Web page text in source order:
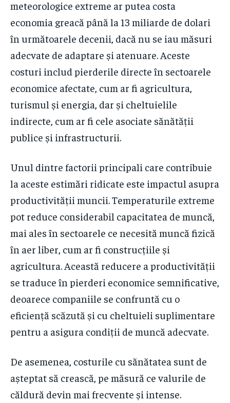
meteorologice extreme ar putea costa
economia greacă până la 13 miliarde de dolari
în următoarele decenii, dacă nu se iau măsuri
adecvate de adaptare și atenuare. Aceste
costuri includ pierderile directe în sectoarele
economice afectate, cum ar fi agricultura,
turismul și energia, dar și cheltuielile
indirecte, cum ar fi cele asociate sănătății
publice și infrastructurii.
Unul dintre factorii principali care contribuie
la aceste estimări ridicate este impactul asupra
productivității muncii. Temperaturile extreme
pot reduce considerabil capacitatea de muncă,
mai ales în sectoarele ce necesită muncă fizică
în aer liber, cum ar fi construcțiile și
agricultura. Această reducere a productivității
se traduce în pierderi economice semnificative,
deoarece companiile se confruntă cu o
eficiență scăzută și cu cheltuieli suplimentare
pentru a asigura condiții de muncă adecvate.
De asemenea, costurile cu sănătatea sunt de
așteptat să crească, pe măsură ce valurile de
căldură devin mai frecvente și intense.